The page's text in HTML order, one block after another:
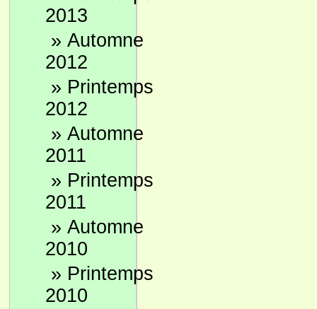
2013
» Automne
2012
» Printemps
2012
» Automne
2011
» Printemps
2011
» Automne
2010
» Printemps
2010